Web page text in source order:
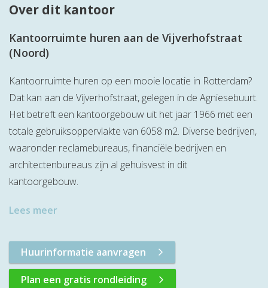
Over dit kantoor
Kantoorruimte huren aan de Vijverhofstraat
(Noord)
Kantoorruimte huren op een mooie locatie in Rotterdam?
Dat kan aan de Vijverhofstraat, gelegen in de Agniesebuurt.
Het betreft een kantoorgebouw uit het jaar 1966 met een
totale gebruiksoppervlakte van 6058 m2. Diverse bedrijven,
waaronder reclamebureaus, financiële bedrijven en
architectenbureaus zijn al gehuisvest in dit
kantoorgebouw.
Lees meer
Huurinformatie aanvragen
Plan een gratis rondleiding